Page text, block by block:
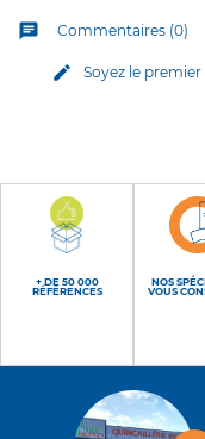
chat Commentaires (0)
edit Soyez le
+ DE 50 000
RÉFÉRENCES
NOS
VOUS